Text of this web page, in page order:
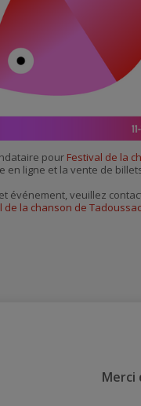
pour Festival de la
en ligne et la vente de
événement, veuillez
de la chanson de Tadoussac
Merci